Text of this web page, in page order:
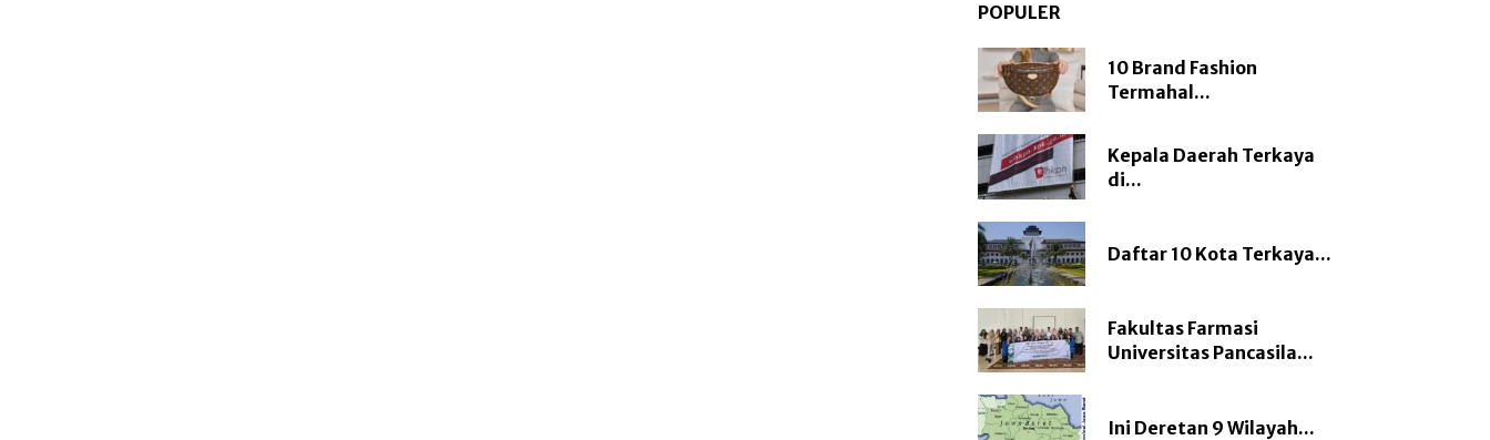
POPULER
10 Brand Fashion
Termahal...
Kepala Daerah Terkaya
di...
Daftar 10 Kota Terkaya...
Fakultas Farmasi
Universitas Pancasila...
Ini Deretan 9 Wilayah...